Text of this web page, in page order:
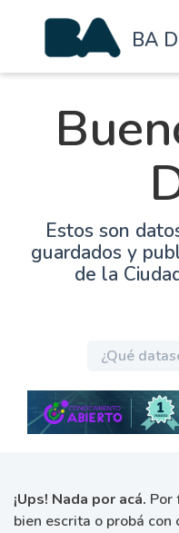
BA
Estos son
guardados y
de la
¡Ups! Nada por acá. Por
bien escrita o probá con